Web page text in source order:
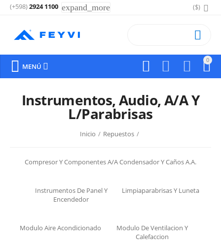
($)
(+598)2924 1100 expand_more
0

 


 MENÚ 
Instrumentos, Audio, A/A Y
L/Parabrisas
Inicio / Repuestos /
Compresor Y Componentes A/ACondensador Y Caños A.A.
Instrumentos De Panel Y
Encendedor
Limpiaparabrisas Y Luneta
Modulo Aire Acondicionado
Modulo De Ventilacion Y
Calefaccion